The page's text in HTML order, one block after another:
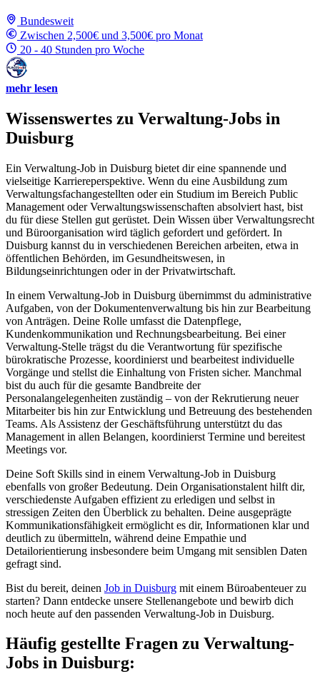
Bundesweit
Zwischen 2,500€ und 3,500€ pro Monat
20 - 40 Stunden pro Woche
mehr lesen
Wissenswertes zu Verwaltung-Jobs in
Duisburg
Ein Verwaltung-Job in Duisburg bietet dir eine spannende und
vielseitige Karriereperspektive. Wenn du eine Ausbildung zum
Verwaltungsfachangestellten oder ein Studium im Bereich Public
Management oder Verwaltungswissenschaften absolviert hast, bist
du für diese Stellen gut gerüstet. Dein Wissen über Verwaltungsrecht
und Büroorganisation wird täglich gefordert und gefördert. In
Duisburg kannst du in verschiedenen Bereichen arbeiten, etwa in
öffentlichen Behörden, im Gesundheitswesen, in
Bildungseinrichtungen oder in der Privatwirtschaft.
In einem Verwaltung-Job in Duisburg übernimmst du administrative
Aufgaben, von der Dokumentenverwaltung bis hin zur Bearbeitung
von Anträgen. Deine Rolle umfasst die Datenpflege,
Kundenkommunikation und Rechnungsbearbeitung. Bei einer
Verwaltung-Stelle trägst du die Verantwortung für spezifische
bürokratische Prozesse, koordinierst und bearbeitest individuelle
Vorgänge und stellst die Einhaltung von Fristen sicher. Manchmal
bist du auch für die gesamte Bandbreite der
Personalangelegenheiten zuständig – von der Rekrutierung neuer
Mitarbeiter bis hin zur Entwicklung und Betreuung des bestehenden
Teams. Als Assistenz der Geschäftsführung unterstützt du das
Management in allen Belangen, koordinierst Termine und bereitest
Meetings vor.
Deine Soft Skills sind in einem Verwaltung-Job in Duisburg
ebenfalls von großer Bedeutung. Dein Organisationstalent hilft dir,
verschiedenste Aufgaben effizient zu erledigen und selbst in
stressigen Zeiten den Überblick zu behalten. Deine ausgeprägte
Kommunikationsfähigkeit ermöglicht es dir, Informationen klar und
deutlich zu übermitteln, während deine Empathie und
Detailorientierung insbesondere beim Umgang mit sensiblen Daten
gefragt sind.
Bist du bereit, deinen Job in Duisburg mit einem Büroabenteuer zu
starten? Dann entdecke unsere Stellenangebote und bewirb dich
noch heute auf den passenden Verwaltung-Job in Duisburg.
Häufig gestellte Fragen zu Verwaltung-
Jobs in Duisburg: